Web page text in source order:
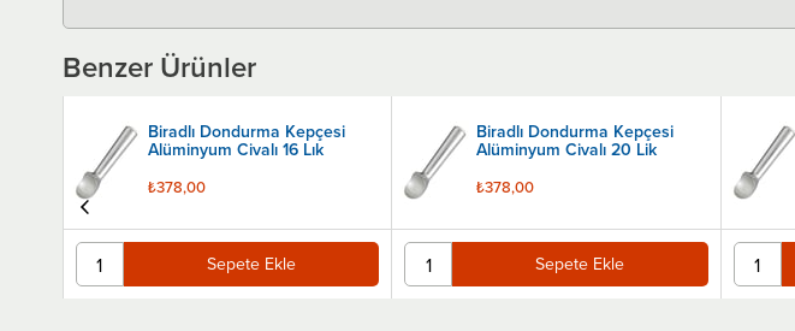
Benzer Ürünler
Biradlı Dondurma Kepçesi
Alüminyum Civalı 16 Lık
₺378,00
Sepete Ekle
Biradlı Dondurma Kepçesi
Alüminyum Civalı 20 Lik
₺378,00
Sepete Ekle